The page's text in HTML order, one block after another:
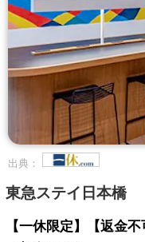
出典：
東急ステイ日本橋
【一休限定】【返金